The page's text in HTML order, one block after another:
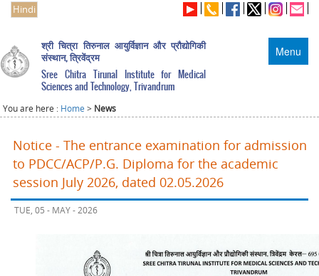
Hindi
Menu
श्री चित्रा तिरुनाल आयुर्विज्ञान और प्रौद्योगिकी
संस्थान, त्रिवेंद्रम
Sree Chitra Tirunal Institute for Medical
Sciences and Technology, Trivandrum
You are here : Home > News
Notice - The entrance examination for admission
to PDCC/ACP/P.G. Diploma for the academic
session July 2026, dated 02.05.2026
TUE, 05 - MAY - 2026